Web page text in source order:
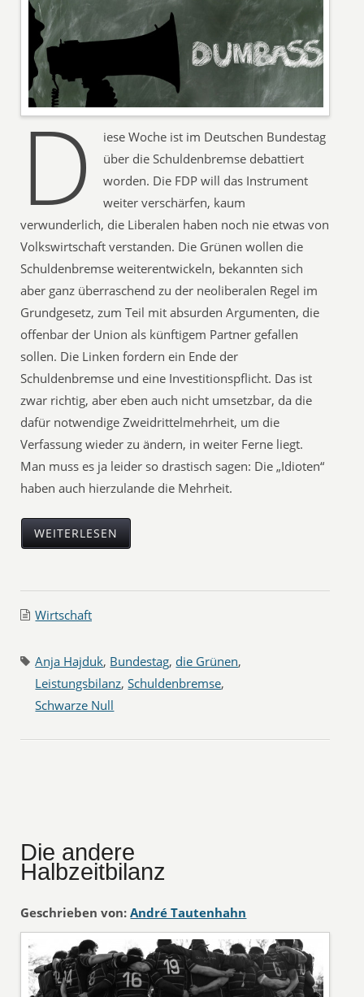
D
iese Woche ist im Deutschen Bundestag
über die Schuldenbremse debattiert
worden. Die FDP will das Instrument
weiter verschärfen, kaum
verwunderlich, die Liberalen haben noch nie etwas von
Volkswirtschaft verstanden. Die Grünen wollen die
Schuldenbremse weiterentwickeln, bekannten sich
aber ganz überraschend zu der neoliberalen Regel im
Grundgesetz, zum Teil mit absurden Argumenten, die
offenbar der Union als künftigem Partner gefallen
sollen. Die Linken fordern ein Ende der
Schuldenbremse und eine Investitionspflicht. Das ist
zwar richtig, aber eben auch nicht umsetzbar, da die
dafür notwendige Zweidrittelmehrheit, um die
Verfassung wieder zu ändern, in weiter Ferne liegt.
Man muss es ja leider so drastisch sagen: Die „Idioten“
haben auch hierzulande die Mehrheit.
WEITERLESEN
Wirtschaft
Anja Hajduk, Bundestag, die Grünen,
Leistungsbilanz,Schuldenbremse,
Schwarze Null
Die andere
Halbzeitbilanz
Geschrieben von: André Tautenhahn